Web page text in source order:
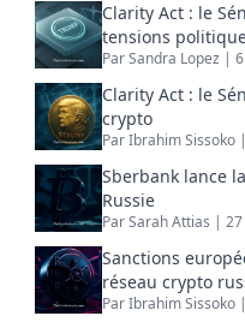
Clarity Act : le
tensions
ParSandra Lopez |
Clarity Act : le
crypto
ParIbrahim Sissoko |
Sberbank lance
Russie
ParSarah Attias |
Sanctions
réseau crypto
ParIbrahim Sissoko |